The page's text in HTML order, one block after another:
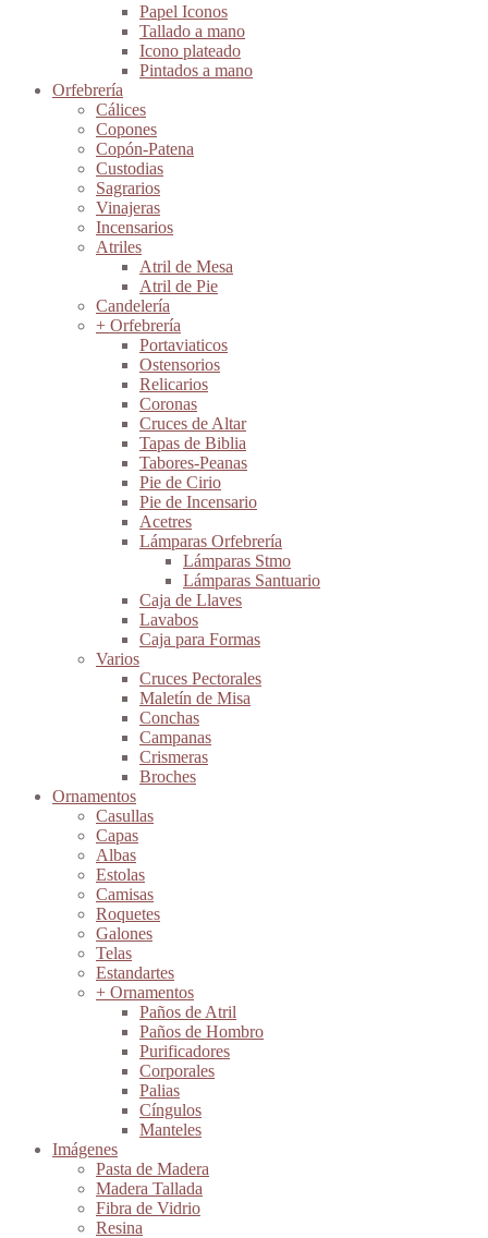
Papel Iconos
Tallado a mano
Icono plateado
Pintados a mano
Orfebrería
Cálices
Copones
Copón-Patena
Custodias
Sagrarios
Vinajeras
Incensarios
Atriles
Atril de Mesa
Atril de Pie
Candelería
+ Orfebrería
Portaviaticos
Ostensorios
Relicarios
Coronas
Cruces de Altar
Tapas de Biblia
Tabores-Peanas
Pie de Cirio
Pie de Incensario
Acetres
Lámparas Orfebrería
Lámparas Stmo
Lámparas Santuario
Caja de Llaves
Lavabos
Caja para Formas
Varios
Cruces Pectorales
Maletín de Misa
Conchas
Campanas
Crismeras
Broches
Ornamentos
Casullas
Capas
Albas
Estolas
Camisas
Roquetes
Galones
Telas
Estandartes
+ Ornamentos
Paños de Atril
Paños de Hombro
Purificadores
Corporales
Palias
Cíngulos
Manteles
Imágenes
Pasta de Madera
Madera Tallada
Fibra de Vidrio
Resina